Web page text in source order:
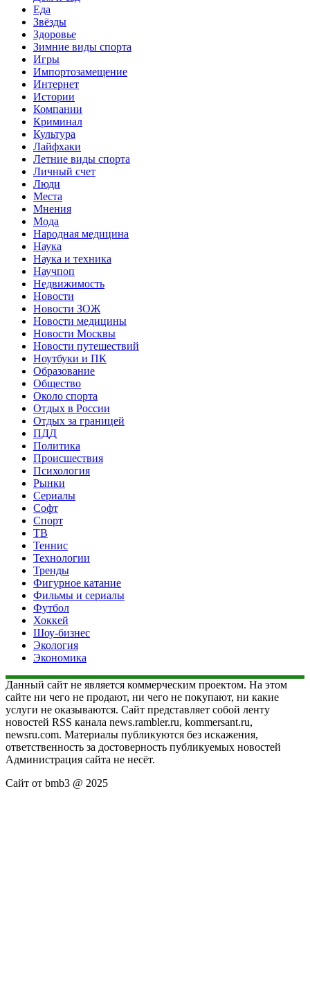
Еда
Звёзды
Здоровье
Зимние виды спорта
Игры
Импортозамещение
Интернет
Истории
Компании
Криминал
Культура
Лайфхаки
Летние виды спорта
Личный счет
Люди
Места
Мнения
Мода
Народная медицина
Наука
Наука и техника
Научпоп
Недвижимость
Новости
Новости ЗОЖ
Новости медицины
Новости Москвы
Новости путешествий
Ноутбуки и ПК
Образование
Общество
Около спорта
Отдых в России
Отдых за границей
ПДД
Политика
Происшествия
Психология
Рынки
Сериалы
Софт
Спорт
ТВ
Теннис
Технологии
Тренды
Фигурное катание
Фильмы и сериалы
Футбол
Хоккей
Шоу-бизнес
Экология
Экономика
Данный сайт не является коммерческим проектом. На этом
сайте ни чего не продают, ни чего не покупают, ни какие
услуги не оказываются. Сайт представляет собой ленту
новостей RSS канала news.rambler.ru, kommersant.ru,
newsru.com. Материалы публикуются без искажения,
ответственность за достоверность публикуемых новостей
Администрация сайта не несёт.
Сайт от bmb3 @ 2025